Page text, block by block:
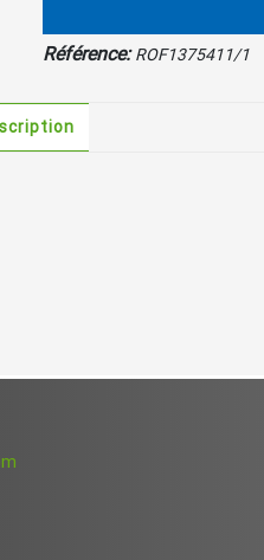
Référence:ROF1375411/1